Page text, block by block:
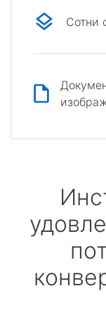
Сотни